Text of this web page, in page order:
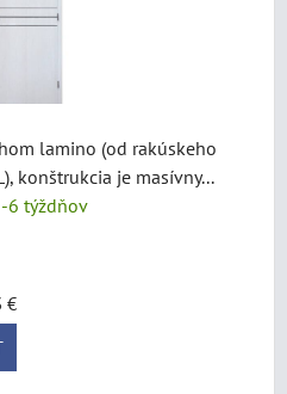
lamino (od rakúskeho
konštrukcia je masívny...
6 týždňov
€